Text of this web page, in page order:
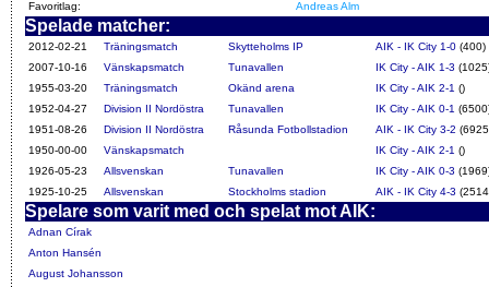
Favoritlag: Andreas Alm
Spelade matcher:
2012-02-21 Träningsmatch Skytteholms IP AIK - IK City 1-0 (400)
2007-10-16
Vänskapsmatch Tunavallen IK City - AIK 1-3
1955-03-20
Träningsmatch Okänd arena IK City - AIK 2-1 ()
1952-04-27
Division II Nordöstra Tunavallen IK City - AIK 0-1
1951-08-26
Division II Nordöstra Råsunda Fotbollstadion AIK - IK City 3-2
1950-00-00
Vänskapsmatch IK City - AIK 2-1 ()
1926-05-23
Allsvenskan Tunavallen IK City - AIK 0-3
1925-10-25
Allsvenskan Stockholms stadion AIK - IK City 4-3
Spelare som varit med och spelat mot AIK:
Adnan Círak
Anton Hansén
August Johansson